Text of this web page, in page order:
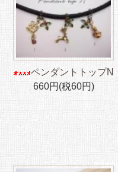
ペンダントトップN
660円(税60円)